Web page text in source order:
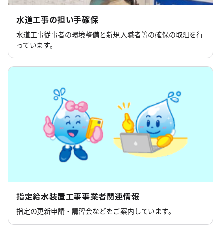
水道工事の担い手確保
水道工事従事者の環境整備と新規入職者等の確保の取組を行
っています。
指定給水装置工事事業者関連情報
指定の更新申請・講習会などをご案内しています。